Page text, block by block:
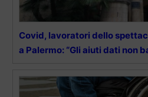
Covid, lavoratori dello
a Palermo: “Gli aiuti dati non